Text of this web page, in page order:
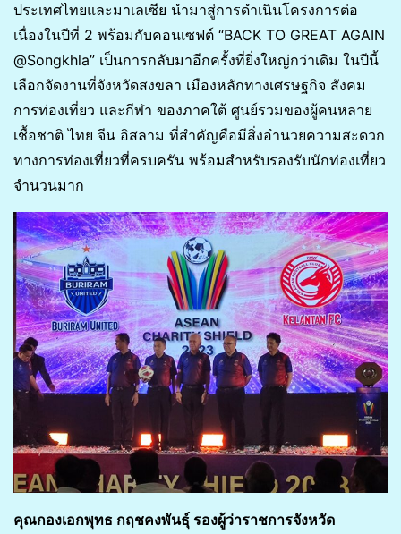
ประเทศไทยและมาเลเซีย นำมาสู่การดำเนินโครงการต่อ
เนื่องในปีที่ 2 พร้อมกับคอนเซฟต์ “BACK TO GREAT AGAIN
@Songkhla” เป็นการกลับมาอีกครั้งที่ยิ่งใหญ่กว่าเดิม ในปีนี้
เลือกจัดงานที่จังหวัดสงขลา เมืองหลักทางเศรษฐกิจ สังคม
การท่องเที่ยว และกีฬา ของภาคใต้ ศูนย์รวมของผู้คนหลาย
เชื้อชาติ ไทย จีน อิสลาม ที่สำคัญคือมีสิ่งอำนวยความสะดวก
ทางการท่องเที่ยวที่ครบครัน พร้อมสำหรับรองรับนักท่องเที่ยว
จำนวนมาก
คุณกองเอกพุทธ กฤชคงพันธุ์ รองผู้ว่าราชการจังหวัด